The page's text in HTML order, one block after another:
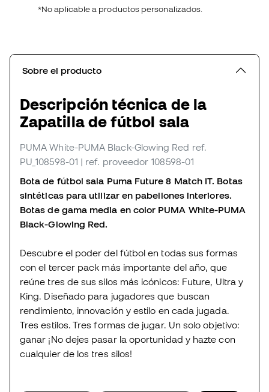
*No aplicable a productos personalizados.
Sobre el producto
Descripción técnica de la
Zapatilla de fútbol sala
PUMA White-PUMA Black-Glowing Red ref.
PU_108598-01 | ref. proveedor 108598-01
Bota de fútbol sala Puma Future 8 Match IT. Botas
sintéticas para utilizar en pabellones interiores.
Botas de gama media en color PUMA White-PUMA
Black-Glowing Red.
Descubre el poder del fútbol en todas sus formas
con el tercer pack más importante del año, que
reúne tres de sus silos más icónicos: Future, Ultra y
King. Diseñado para jugadores que buscan
rendimiento, innovación y estilo en cada jugada.
Tres estilos. Tres formas de jugar. Un solo objetivo:
ganar ¡No dejes pasar la oportunidad y hazte con
cualquier de los tres silos!